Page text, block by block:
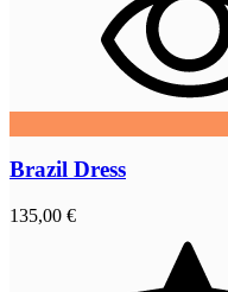
Brazil Dress
135,00 €